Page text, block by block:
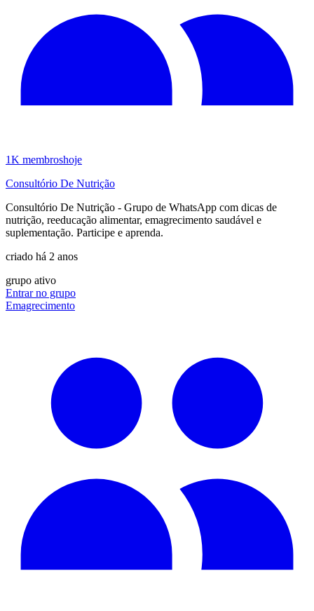
1K membroshoje
Consultório De Nutrição
Consultório De Nutrição - Grupo de WhatsApp com dicas de
nutrição, reeducação alimentar, emagrecimento saudável e
suplementação. Participe e aprenda.
criado há 2 anos
grupo ativo
Entrar no grupo
Emagrecimento